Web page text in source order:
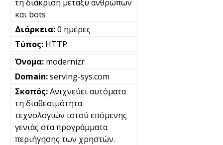
τη διάκριση μεταξύ ανθρώπων
και bots
0 ημέρες
HTTP
modernizr
serving-sys.com
Ανιχνεύει αυτόματα
τη διαθεσιμότητα
τεχνολογιών ιστού επόμενης
γενιάς στα προγράμματα
περιήγησης των χρηστών.